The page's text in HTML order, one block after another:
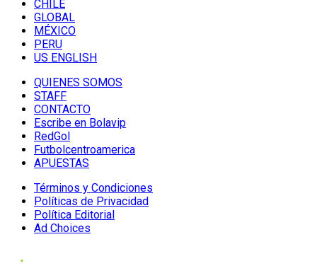
CHILE
GLOBAL
MÉXICO
PERU
US ENGLISH
QUIENES SOMOS
STAFF
CONTACTO
Escribe en Bolavip
RedGol
Futbolcentroamerica
APUESTAS
Términos y Condiciones
Políticas de Privacidad
Política Editorial
Ad Choices